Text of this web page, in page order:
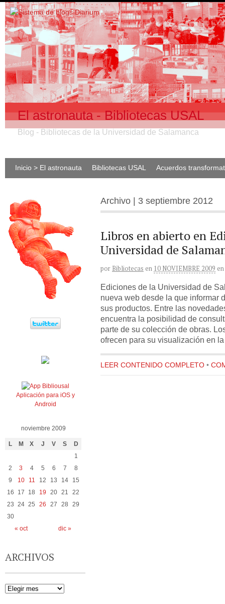
El astronauta - Bibliotecas USAL
Blog - Bibliotecas de la Universidad de Salamanca
Inicio > El astronauta Bibliotecas USAL Acuerdos
Archivo | 3 septiembre 2012
Libros en abierto en
Universidad de
por Bibliotecas en 10 NOVIEMBRE 2009 en
Ediciones de la Universidad de
nueva web desde la que informar
sus productos. Entre las
encuentra la posibilidad de
parte de su colección de obras.
ofrecen para su visualización en
LEER CONTENIDO COMPLETO •
Aplicación para iOS y
Android
noviembre 2009
L M X J V S D
« oct dic »
1
2
3 4 5 6 7
8
9
10 11 12 13 14
15
16
17 18 19 20 21
22
23 24 25 26 27 28
29
30
ARCHIVOS